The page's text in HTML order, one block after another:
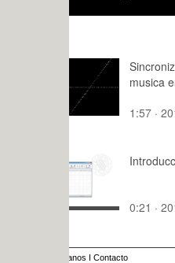
Sincronizacion con
musica en After Effects
1:57 · 2015
Introducción de datos
0:21 · 2012